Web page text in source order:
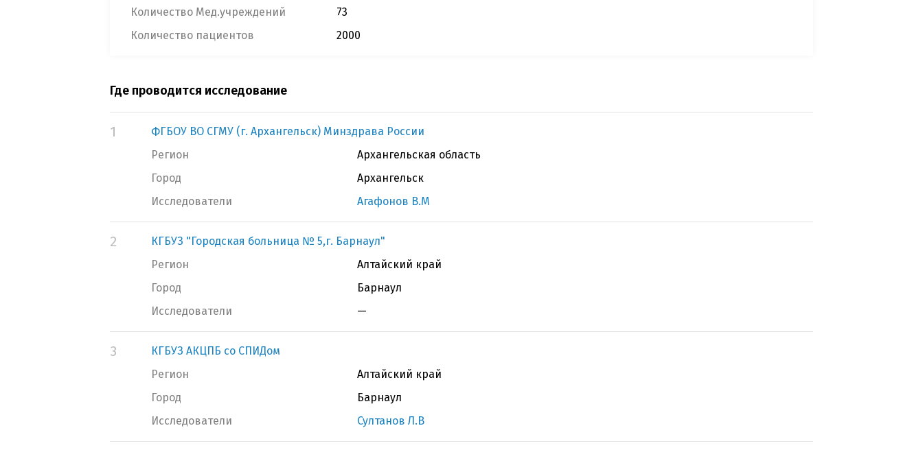
Количество Мед.учреждений
73
Количество пациентов
2000
Где проводится исследование
1
ФГБОУ ВО СГМУ (г. Архангельск) Минздрава России
Регион
Архангельская область
Город
Архангельск
Исследователи
Агафонов В.М
2
КГБУЗ "Городская больница № 5,г. Барнаул"
Регион
Алтайский край
Город
Барнаул
Исследователи
—
3
КГБУЗ АКЦПБ со СПИДом
Регион
Алтайский край
Город
Барнаул
Исследователи
Султанов Л.В